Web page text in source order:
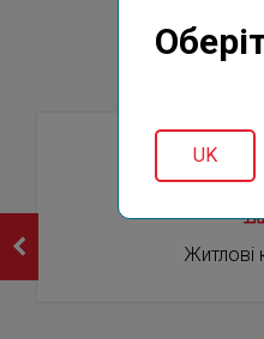
UK
для
Житлові